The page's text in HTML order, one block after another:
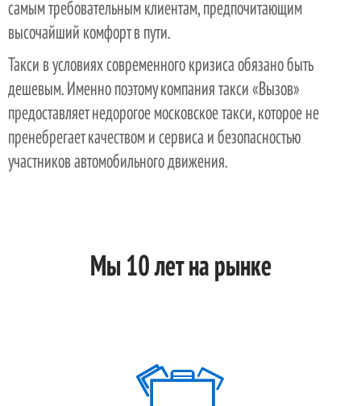
самым требовательным клиентам, предпочитающим
высочайший комфорт в пути.
Такси в условиях современного кризиса обязано быть
дешевым. Именно поэтому компания такси «Вызов»
предоставляет недорогое московское такси, которое не
пренебрегает качеством и сервиса и безопасностью
участников автомобильного движения.
Мы 10 лет на рынке